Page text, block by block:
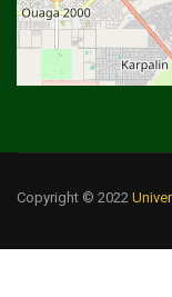
Copyright © 2022